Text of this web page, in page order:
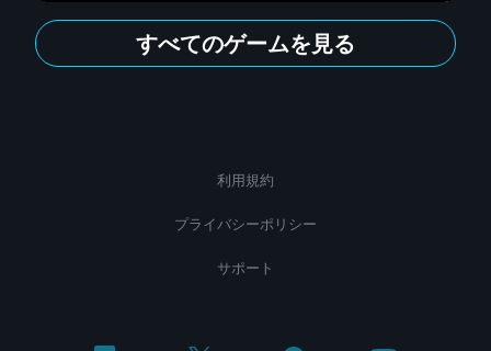
すべてのゲームを見る
利用規約
プライバシーポリシー
サポート